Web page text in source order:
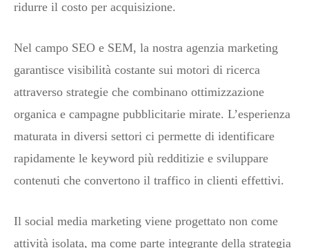
ridurre il costo per acquisizione.
Nel campo SEO e SEM, la nostra agenzia marketing
garantisce visibilità costante sui motori di ricerca
attraverso strategie che combinano ottimizzazione
organica e campagne pubblicitarie mirate. L’esperienza
maturata in diversi settori ci permette di identificare
rapidamente le keyword più redditizie e sviluppare
contenuti che convertono il traffico in clienti effettivi.
Il social media marketing viene progettato non come
attività isolata, ma come parte integrante della strategia